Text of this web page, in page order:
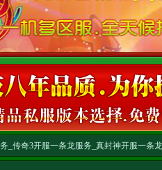
_传奇3开服一条龙服务_真封神开服一条